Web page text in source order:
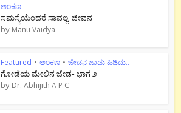
ಅಂಕಣ
ಸಮಸ್ಯೆಯೆಂದರೆ ಸಾವಲ್ಲ, ಜೀವನ
by Manu Vaidya
Featured • ಅಂಕಣ • ಜೇಡನ ಜಾಡು ಹಿಡಿದು..
ಗೋಡೆಯ ಮೇಲಿನ ಜೇಡ- ಭಾಗ ೨
by Dr. Abhijith A P C